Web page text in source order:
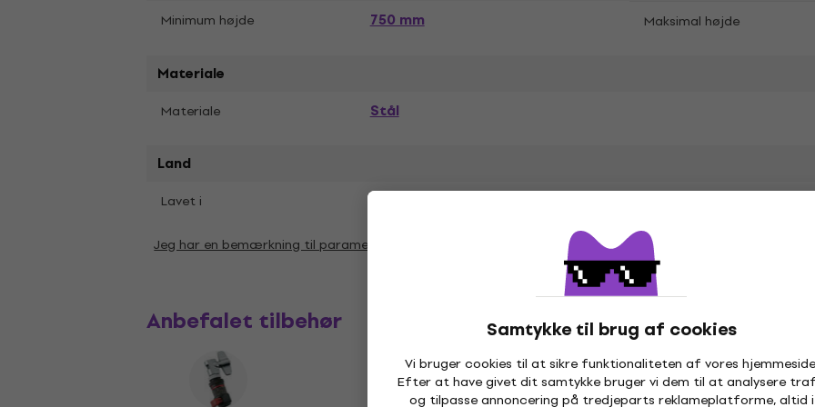
Samtykke til brug af cookies
Vi bruger cookies til at sikre funktionaliteten af vores
Efter at have givet dit samtykke bruger vi dem til at analysere
og tilpasse annoncering på tredjeparts reklameplatforme, altid i
Minimum højde 750 mm Maksimal højde
Materiale
Materiale Stål
Land
Lavet i
Jeg har en bemærkning til parametrene
Anbefalet tilbehør